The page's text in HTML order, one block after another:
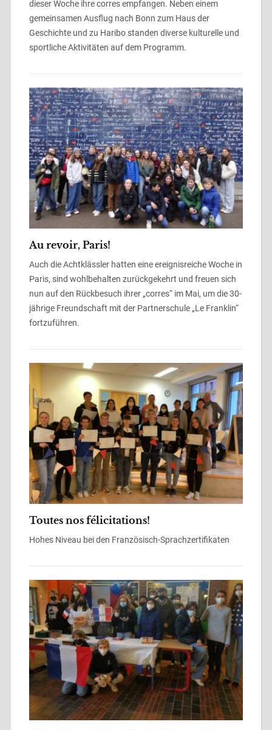
dieser Woche ihre corres empfangen. Neben einem
gemeinsamen Ausflug nach Bonn zum Haus der
Geschichte und zu Haribo standen diverse kulturelle und
sportliche Aktivitäten auf dem Programm.
Au revoir, Paris!
Auch die Achtklässler hatten eine ereignisreiche Woche in
Paris, sind wohlbehalten zurückgekehrt und freuen sich
nun auf den Rückbesuch ihrer „corres“ im Mai, um die 30-
jährige Freundschaft mit der Partnerschule „Le Franklin“
fortzuführen.
Toutes nos félicitations!
Hohes Niveau bei den Französisch-Sprachzertifikaten